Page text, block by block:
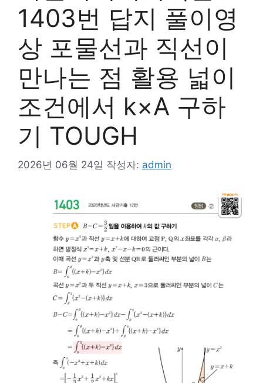
1403번 답지 풀이영
상 포물선과 직선이
만나는 점 활용 넓이
조건에서 k×A 구하
기 TOUGH
2026년 06월 24일 작성자: admin